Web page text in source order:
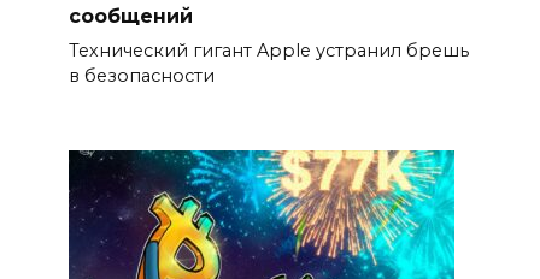
сообщений
Технический гигант Apple устранил брешь
в безопасности